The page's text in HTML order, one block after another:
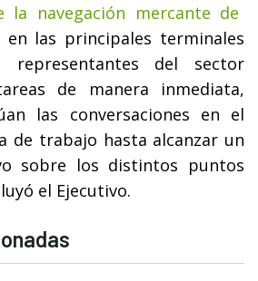
la navegación mercante de
en las principales terminales
representantes del sector
de manera inmediata,
las conversaciones en el
de trabajo hasta alcanzar un
sobre los distintos puntos
el Ejecutivo.